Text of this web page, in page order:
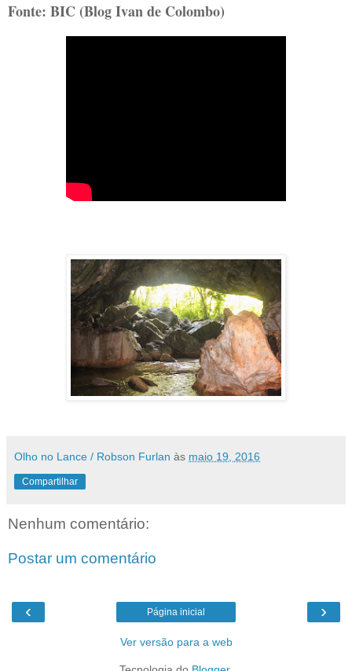
Fonte: BIC (Blog Ivan de Colombo)
Olho no Lance / Robson Furlan às maio 19, 2016
Compartilhar
Nenhum comentário:
Postar um comentário
‹ ›
Página inicial
Ver versão para a web